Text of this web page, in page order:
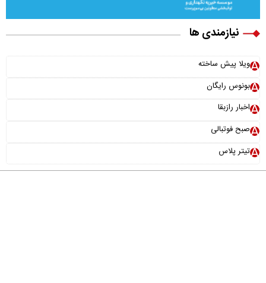
نیازمندی ها
ویلا پیش ساخته
بونوس رایگان
اخبار رازبقا
صبح فوتبالی
تیتر پلاس